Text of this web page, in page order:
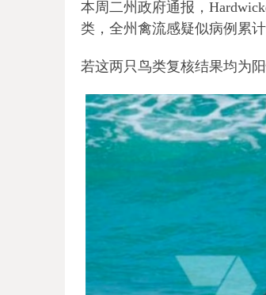
本周二州政府通报，
类，全州禽流感疑似病例累计
若这两只鸟类复核结果均为